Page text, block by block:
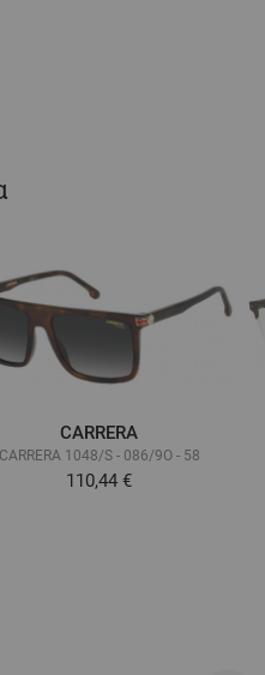
CARRERA
CARRERA 1048/S - 086/9O - 58
110,44 €